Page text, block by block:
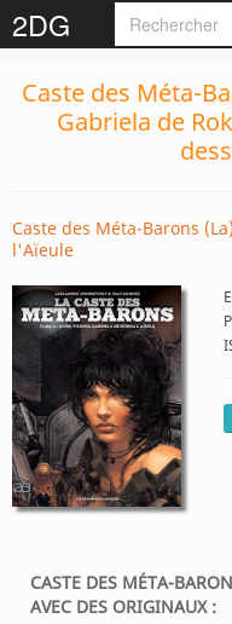
2DG
Caste des Méta-
Gabriela de
Caste des Méta-Barons
l'Aïeule
CASTE DES MÉTA-
AVEC DES ORIGINAUX :